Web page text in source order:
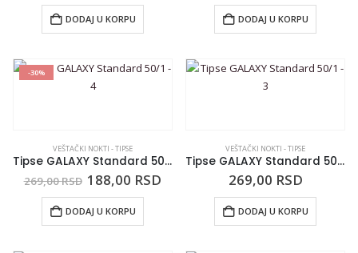
DODAJ U KORPU DODAJ U KORPU
-30%
VEŠTAČKI NOKTI - TIPSE
Tipse GALAXY Standard 50/1 – 4
269,00RSD 188,00 RSD
DODAJ U KORPU
VEŠTAČKI NOKTI - TIPSE
Tipse GALAXY Standard 50/1 – 3
269,00 RSD
DODAJ U KORPU